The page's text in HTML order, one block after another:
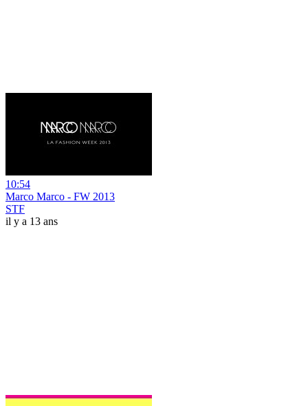
10:54
Marco Marco - FW 2013
STF
il y a 13 ans